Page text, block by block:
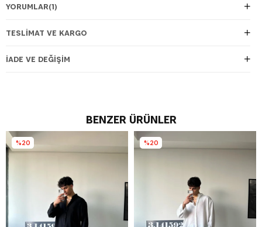
YORUMLAR(1)
TESLIMAT VE KARGO
İADE VE DEĞIŞIM
BENZER ÜRÜNLER
%20 %20